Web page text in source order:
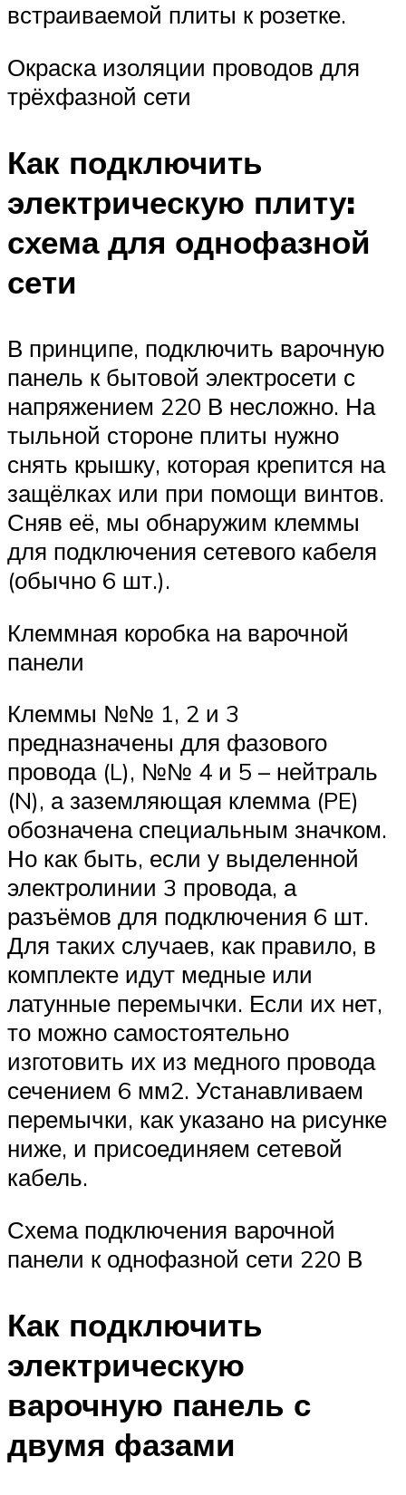
встраиваемой плиты к розетке.
Окраска изоляции проводов для
трёхфазной сети
Как подключить
электрическую плиту:
схема для однофазной
сети
В принципе, подключить варочную
панель к бытовой электросети с
напряжением 220 В несложно. На
тыльной стороне плиты нужно
снять крышку, которая крепится на
защёлках или при помощи винтов.
Сняв её, мы обнаружим клеммы
для подключения сетевого кабеля
(обычно 6 шт.).
Клеммная коробка на варочной
панели
Клеммы №№ 1, 2 и 3
предназначены для фазового
провода (L), №№ 4 и 5 – нейтраль
(N), а заземляющая клемма (PE)
обозначена специальным значком.
Но как быть, если у выделенной
электролинии 3 провода, а
разъёмов для подключения 6 шт.
Для таких случаев, как правило, в
комплекте идут медные или
латунные перемычки. Если их нет,
то можно самостоятельно
изготовить их из медного провода
сечением 6 мм2. Устанавливаем
перемычки, как указано на рисунке
ниже, и присоединяем сетевой
кабель.
Схема подключения варочной
панели к однофазной сети 220 В
Как подключить
электрическую
варочную панель с
двумя фазами